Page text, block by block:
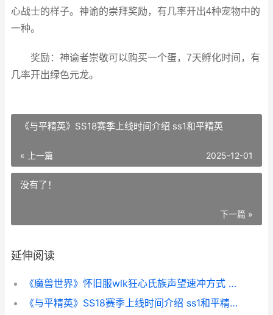
心战士的样子。神谕的崇拜奖励，有几率开出4种宠物中的
一种。
奖励：神谕者崇敬可以购买一个蛋，7天孵化时间，有
几率开出绿色元龙。
《与平精英》SS18赛季上线时间介绍 ss1和平精英
« 上一篇 2025-12-01
没有了！
下一篇 »
延伸阅读
《魔兽世界》怀旧服wlk狂心氏族声望速冲方式 魔兽世界怀旧服金价
《与平精英》SS18赛季上线时间介绍 ss1和平精英